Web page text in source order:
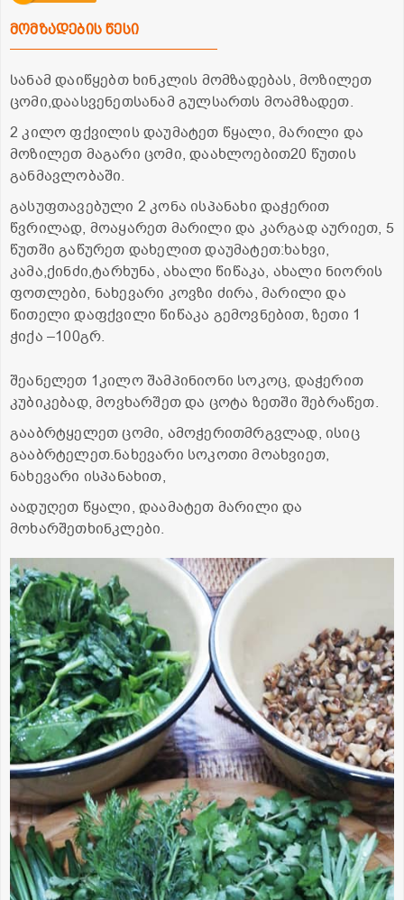
მომზადების წესი
სანამ დაიწყებთ ხინკლის მომზადებას, მოზილეთ
ცომი,დაასვენეთსანამ გულსართს მოამზადეთ.
2 კილო ფქვილის დაუმატეთ წყალი, მარილი და
მოზილეთ მაგარი ცომი, დაახლოებით20 წუთის
განმავლობაში.
გასუფთავებული 2 კონა ისპანახი დაჭერით
წვრილად, მოაყარეთ მარილი და კარგად აურიეთ, 5
წუთში გაწურეთ დახელით დაუმატეთ:ხახვი,
კამა,ქინძი,ტარხუნა, ახალი წიწაკა, ახალი ნიორის
ფოთლები, ნახევარი კოვზი ძირა, მარილი და
წითელი დაფქვილი წიწაკა გემოვნებით, ზეთი 1
ჭიქა –100გრ.
შეანელეთ 1კილო შამპინიონი სოკოც, დაჭერით
კუბიკებად, მოვხარშეთ და ცოტა ზეთში შებრაწეთ.
გააბრტყელეთ ცომი, ამოჭერითმრგვლად, ისიც
გააბრტელეთ.ნახევარი სოკოთი მოახვიეთ,
ნახევარი ისპანახით,
აადუღეთ წყალი, დაამატეთ მარილი და
მოხარშეთხინკლები.